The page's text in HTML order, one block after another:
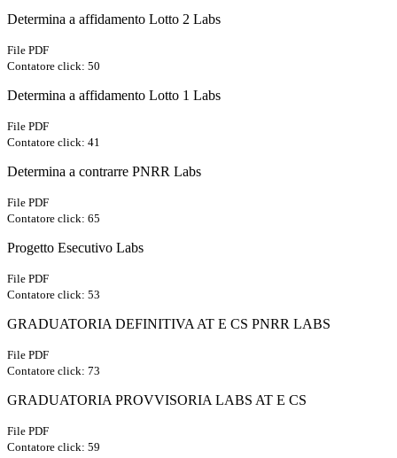
Determina a affidamento Lotto 2 Labs
File PDF
Contatore click: 50
Determina a affidamento Lotto 1 Labs
File PDF
Contatore click: 41
Determina a contrarre PNRR Labs
File PDF
Contatore click: 65
Progetto Esecutivo Labs
File PDF
Contatore click: 53
GRADUATORIA DEFINITIVA AT E CS PNRR LABS
File PDF
Contatore click: 73
GRADUATORIA PROVVISORIA LABS AT E CS
File PDF
Contatore click: 59